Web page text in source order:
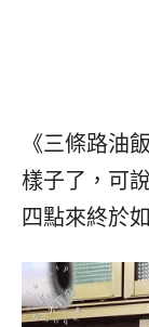
《三條路油
樣子了， 可
四點來終於